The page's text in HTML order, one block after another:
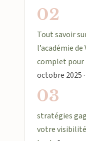
02
Tout savoir
l’académie
complet pour
octobre 2025
03
stratégies
votre